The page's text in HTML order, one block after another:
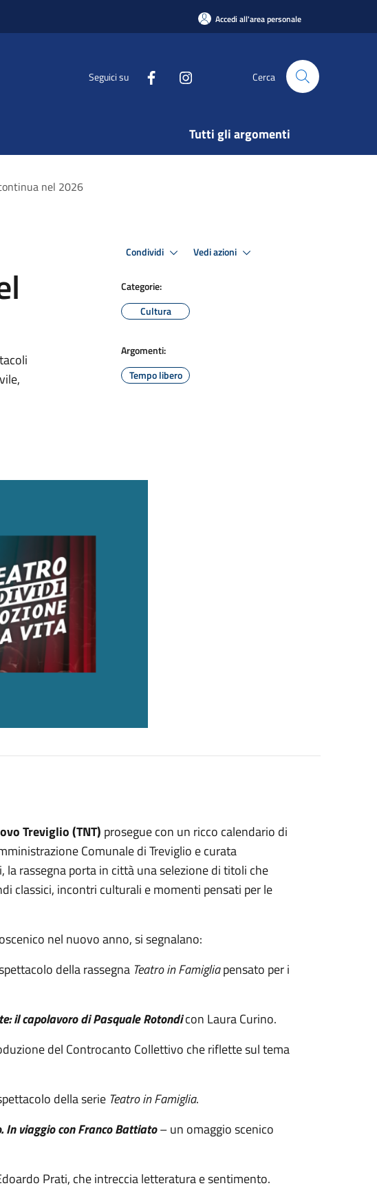
Accedi all'area personale
Seguici su Cerca
Tutti gli argomenti
nel 2026
Condividi Vedi azioni
Categorie:
Cultura
Argomenti:
Tempo libero
Treviglio (TNT) prosegue con un ricco calendario di
Comunale di Treviglio e curata
rassegna porta in città una selezione di titoli che
classici, incontri culturali e momenti pensati per le
nel nuovo anno, si segnalano:
della rassegna Teatro in Famigliapensato per i
il capolavoro di Pasquale Rotondicon Laura Curino.
del Controcanto Collettivo che riflette sul tema
della serie Teatro in Famiglia.
In viaggio con Franco Battiato– un omaggio scenico
Prati, che intreccia letteratura e sentimento.